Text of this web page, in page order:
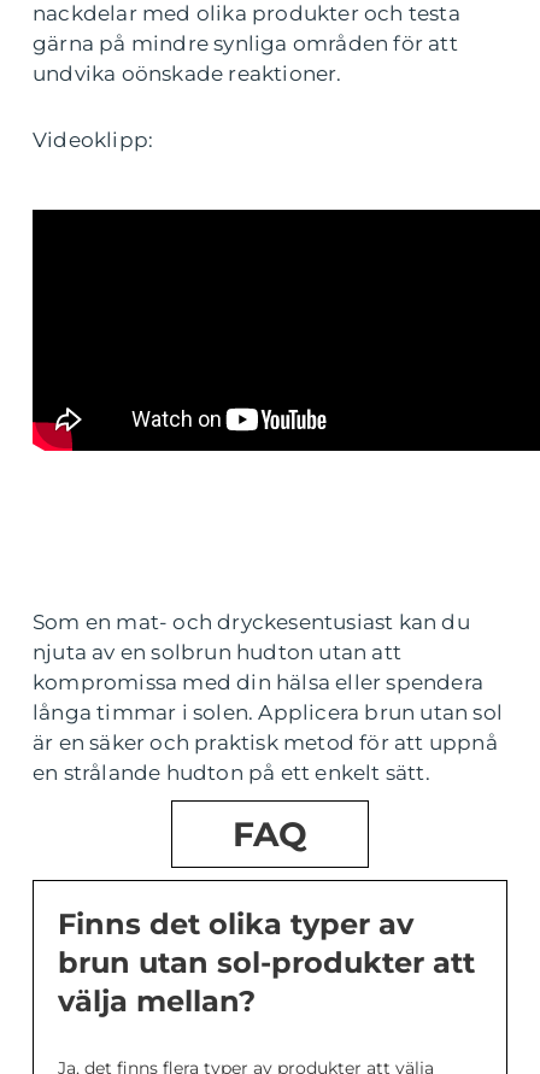
nackdelar med olika produkter och testa
gärna på mindre synliga områden för att
undvika oönskade reaktioner.
Videoklipp:
Som en mat- och dryckesentusiast kan du
njuta av en solbrun hudton utan att
kompromissa med din hälsa eller spendera
långa timmar i solen. Applicera brun utan sol
är en säker och praktisk metod för att uppnå
en strålande hudton på ett enkelt sätt.
FAQ
Finns det olika typer av
brun utan sol-produkter att
välja mellan?
Ja, det finns flera typer av produkter att välja